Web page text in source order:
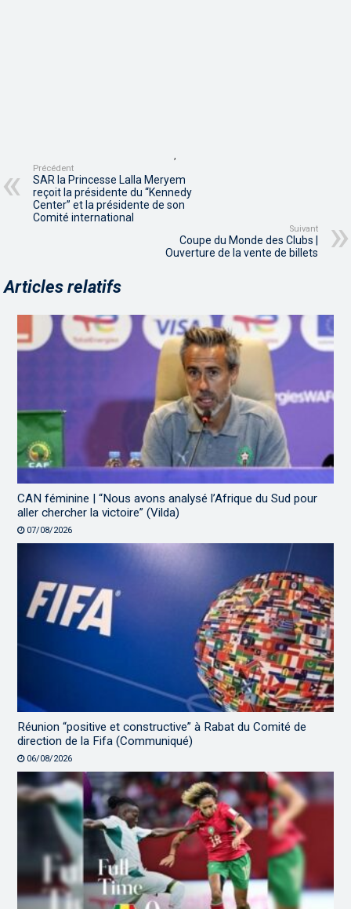
,
Précédent
SAR la Princesse Lalla Meryem
reçoit la présidente du “Kennedy
Center” et la présidente de son
Comité international
Suivant
Coupe du Monde des Clubs |
Ouverture de la vente de billets
Articles relatifs
CAN féminine | “Nous avons analysé l’Afrique du Sud pour
aller chercher la victoire” (Vilda)
07/08/2026
Réunion “positive et constructive” à Rabat du Comité de
direction de la Fifa (Communiqué)
06/08/2026